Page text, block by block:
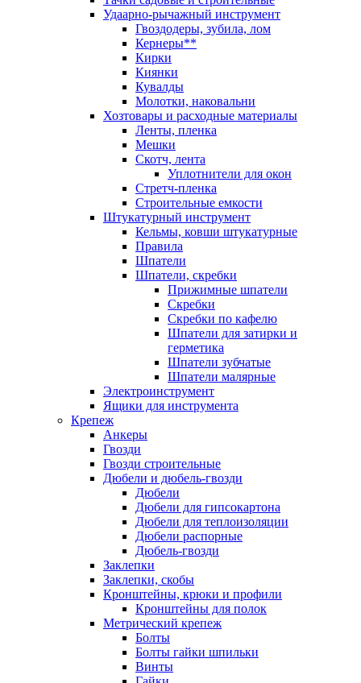
Удаарно-рычажный инструмент
Гвоздодеры, зубила, лом
Кернеры**
Кирки
Киянки
Кувалды
Молотки, наковальни
Хозтовары и расходные материалы
Ленты, пленка
Мешки
Скотч, лента
Уплотнители для окон
Стретч-пленка
Строительные емкости
Штукатурный инструмент
Кельмы, ковши штукатурные
Правила
Шпатели
Шпатели, скребки
Прижимные шпатели
Скребки
Скребки по кафелю
Шпатели для затирки и
герметика
Шпатели зубчатые
Шпатели малярные
Электроинструмент
Ящики для инструмента
Крепеж
Анкеры
Гвозди
Гвозди строительные
Дюбели и дюбель-гвозди
Дюбели
Дюбели для гипсокартона
Дюбели для теплоизоляции
Дюбели распорные
Дюбель-гвозди
Заклепки
Заклепки, скобы
Кронштейны, крюки и профили
Кронштейны для полок
Метрический крепеж
Болты
Болты гайки шпильки
Винты